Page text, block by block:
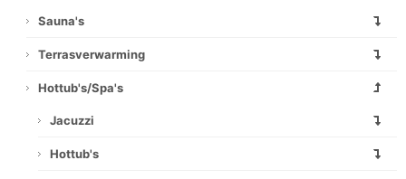
Sauna's
Terrasverwarming
Hottub's/spa's
Jacuzzi
Hottub's